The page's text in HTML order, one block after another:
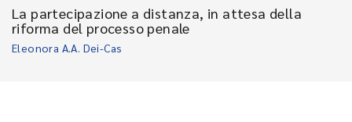
La partecipazione a distanza, in attesa della
riforma del processo penale
Eleonora A.A. Dei-Cas